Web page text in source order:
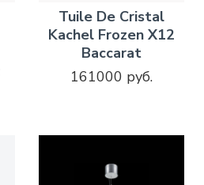
Tuile De Cristal
Kachel Frozen X12
Baccarat
161000 руб.